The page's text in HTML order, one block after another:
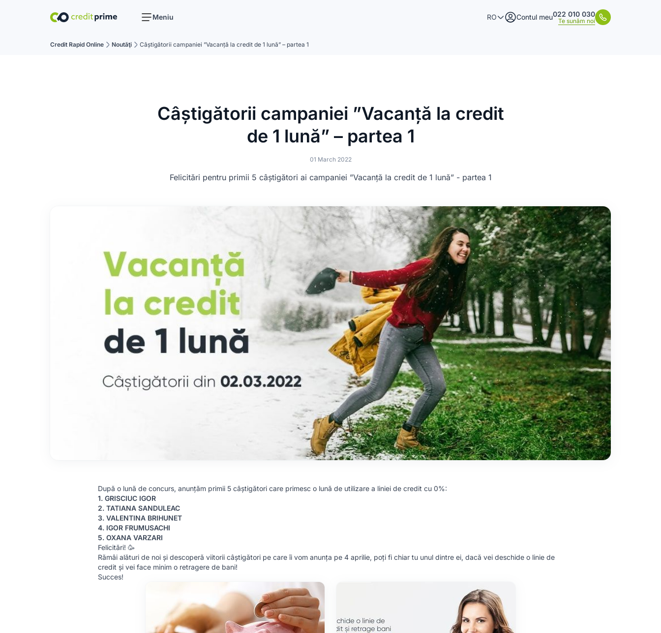
Meniu RO Contul meu022 010 030
Te sunăm noi
Credit Rapid Online Noutăţi Câștigătorii campaniei ”Vacanță la credit de 1 lună” – partea 1
Câștigătorii campaniei ”Vacanță la credit
de 1 lună” – partea 1
01 March 2022
Felicitări pentru primii 5 câștigători ai campaniei ”Vacanță la credit de 1 lună” - partea 1
După o lună de concurs, anunțăm primii 5 câștigători care primesc o lună de utilizare a liniei de credit cu 0%:
1. GRISCIUC IGOR
2. TATIANA SANDULEAC
3. VALENTINA BRIHUNET
4. IGOR FRUMUSACHI
5. OXANA VARZARI
Felicitări! 🥳
Rămâi alături de noi și descoperă viitorii câștigători pe care îi vom anunța pe 4 aprilie, poți fi chiar tu unul dintre ei, dacă vei deschide o linie de
credit și vei face minim o retragere de bani!
Succes!